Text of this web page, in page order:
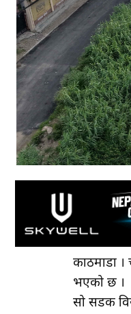
काठमाडाैँ ।
भएको छ ।
सो सडक